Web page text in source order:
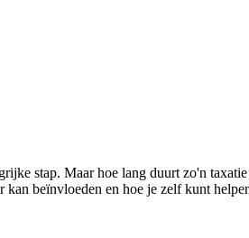
stap. Maar hoe lang duurt zo'n
beïnvloeden en hoe je zelf kunt